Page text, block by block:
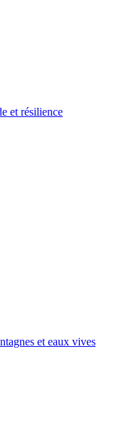
et résilience
et eaux vives